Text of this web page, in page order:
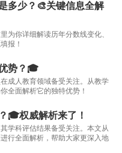
多少？🎨关键信息全解
为你详细解读历年分数线变化、
报！
势？🎓
成人教育领域备受关注。从教学
全面解析它的独特优势！
🎓权威解析来了！
学科评估结果备受关注。本文从
行全面解析，帮助大家更深入地